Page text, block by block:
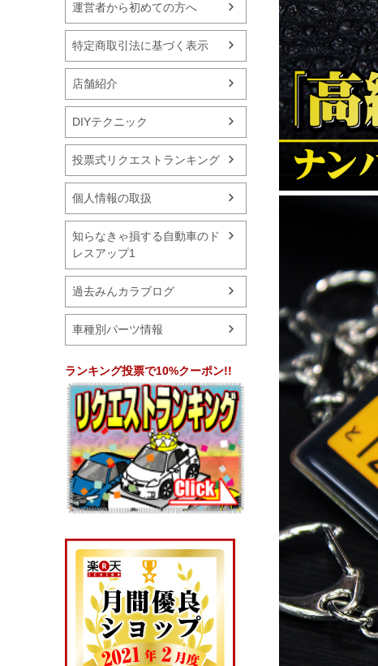
運営者から初めての方へ
特定商取引法に基づく表示
店舗紹介
DIYテクニック
投票式リクエストランキング
個人情報の取扱
知らなきゃ損する自動車のド
レスアップ1
過去みんカラブログ
車種別パーツ情報
ランキング投票で10%クーポン!!